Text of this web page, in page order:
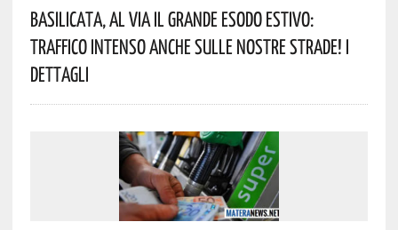
Basilicata, Al Via Il Grande Esodo Estivo:
Traffico Intenso Anche Sulle Nostre Strade! I
Dettagli